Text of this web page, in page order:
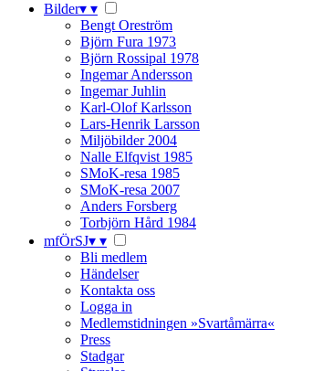
Bilder▾ ▾
Bengt Oreström
Björn Fura 1973
Björn Rossipal 1978
Ingemar Andersson
Ingemar Juhlin
Karl-Olof Karlsson
Lars-Henrik Larsson
Miljöbilder 2004
Nalle Elfqvist 1985
SMoK-resa 1985
SMoK-resa 2007
Anders Forsberg
Torbjörn Hård 1984
mfÖrSJ▾ ▾
Bli medlem
Händelser
Kontakta oss
Logga in
Medlemstidningen »Svartåmärra«
Press
Stadgar